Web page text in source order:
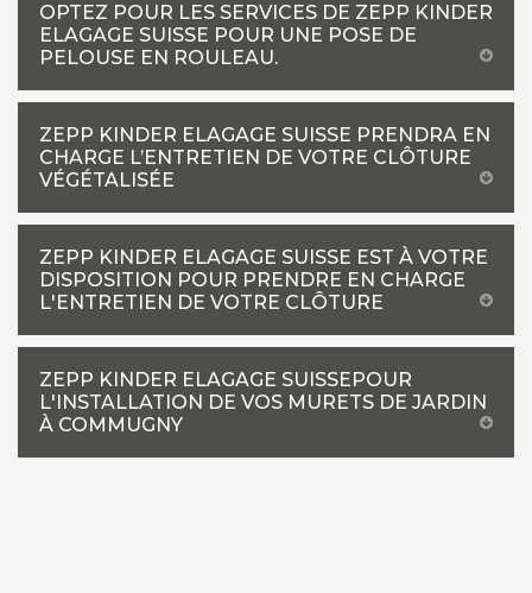
OPTEZ POUR LES SERVICES DE ZEPP KINDER
ELAGAGE SUISSE POUR UNE POSE DE
PELOUSE EN ROULEAU.
ZEPP KINDER ELAGAGE SUISSE PRENDRA EN
CHARGE L’ENTRETIEN DE VOTRE CLÔTURE
VÉGÉTALISÉE
ZEPP KINDER ELAGAGE SUISSE EST À VOTRE
DISPOSITION POUR PRENDRE EN CHARGE
L'ENTRETIEN DE VOTRE CLÔTURE
ZEPP KINDER ELAGAGE SUISSEPOUR
L'INSTALLATION DE VOS MURETS DE JARDIN
À COMMUGNY